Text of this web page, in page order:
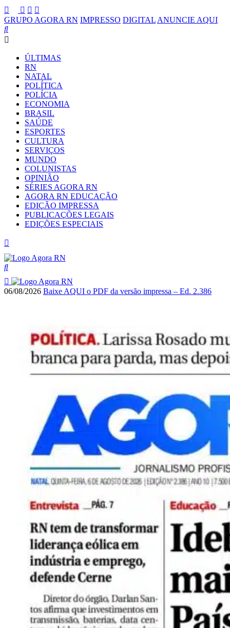
GRUPO AGORA RN IMPRESSO DIGITAL ANUNCIE AQUI
ÚLTIMAS
RN
NATAL
POLÍTICA
POLÍCIA
ECONOMIA
BRASIL
SAÚDE
ESPORTES
CULTURA
SERVIÇOS
MUNDO
COLUNISTAS
OPINIÃO
SÉRIES AGORA RN
AGORA RN EDUCAÇÃO
EDIÇÃO IMPRESSA
PUBLICAÇÕES LEGAIS
EDIÇÕES ESPECIAIS
06/08/2026 Baixe AQUI o PDF da versão impressa – Ed. 2.386